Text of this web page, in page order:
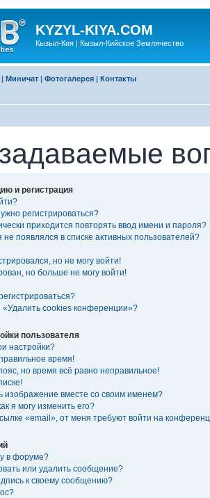
KYZYL-KIYA.COM
Кызыл-Кия | Кызыл-Кийское Землячество
| Миничат | Фотогалерея | Контакты
и регистрация
регистрироваться?
приходится повторять ввод имени и пароля?
не появлялся в списке активных пользователей?
но не могу войти!
но больше не могу войти!
«Удалить cookies конференции»?
пользователя
настройки?
время!
но время всё равно неправильное!
изображение вместе со своим именем?
я могу изменить его?
«email», от меня требуют войти на
в форуме?
или удалить сообщение?
к своему сообщению?